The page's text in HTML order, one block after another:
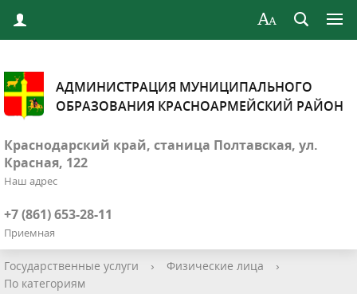
АДМИНИСТРАЦИЯ МУНИЦИПАЛЬНОГО
ОБРАЗОВАНИЯ КРАСНОАРМЕЙСКИЙ РАЙОН
Краснодарский край, станица Полтавская, ул.
Красная, 122
Наш адрес
+7 (861) 653-28-11
Приемная
Государственные услуги › Физические лица
›
По категориям